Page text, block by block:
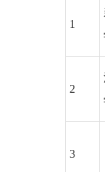
1
2
3